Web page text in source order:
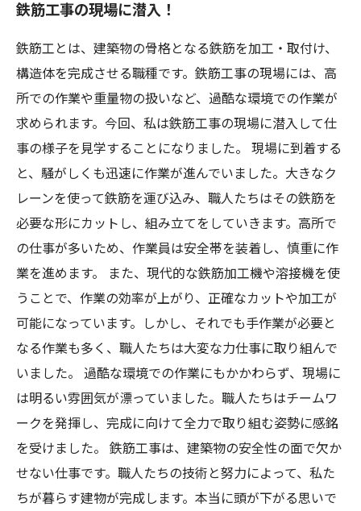
鉄筋工事の現場に潜入！
鉄筋工とは、建築物の骨格となる鉄筋を加工・取付け、
構造体を完成させる職種です。鉄筋工事の現場には、高
所での作業や重量物の扱いなど、過酷な環境での作業が
求められます。今回、私は鉄筋工事の現場に潜入して仕
事の様子を見学することになりました。 現場に到着する
と、騒がしくも迅速に作業が進んでいました。大きなク
レーンを使って鉄筋を運び込み、職人たちはその鉄筋を
必要な形にカットし、組み立てをしていきます。高所で
の仕事が多いため、作業員は安全帯を装着し、慎重に作
業を進めます。 また、現代的な鉄筋加工機や溶接機を使
うことで、作業の効率が上がり、正確なカットや加工が
可能になっています。しかし、それでも手作業が必要と
なる作業も多く、職人たちは大変な力仕事に取り組んで
いました。 過酷な環境での作業にもかかわらず、現場に
は明るい雰囲気が漂っていました。職人たちはチームワ
ークを発揮し、完成に向けて全力で取り組む姿勢に感銘
を受けました。 鉄筋工事は、建築物の安全性の面で欠か
せない仕事です。職人たちの技術と努力によって、私た
ちが暮らす建物が完成します。本当に頭が下がる思いで